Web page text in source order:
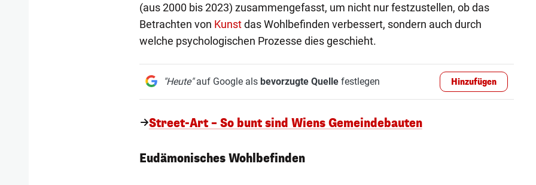
(aus 2000 bis 2023) zusammengefasst, um nicht nur festzustellen, ob das
Betrachten von Kunstdas Wohlbefinden verbessert, sondern auch durch
welche psychologischen Prozesse dies geschieht.
"Heute"auf Google als bevorzugte Quellefestlegen Hinzufügen
Street-Art – So bunt sind Wiens Gemeindebauten
Eudämonisches Wohlbefinden